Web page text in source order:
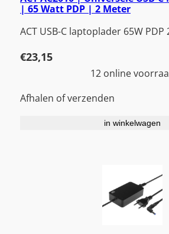
| 65 Watt PDP | 2 Meter
ACT USB-C laptoplader 65W PDP
€23,15
12 online
Afhalen of verzenden
in winkelwagen